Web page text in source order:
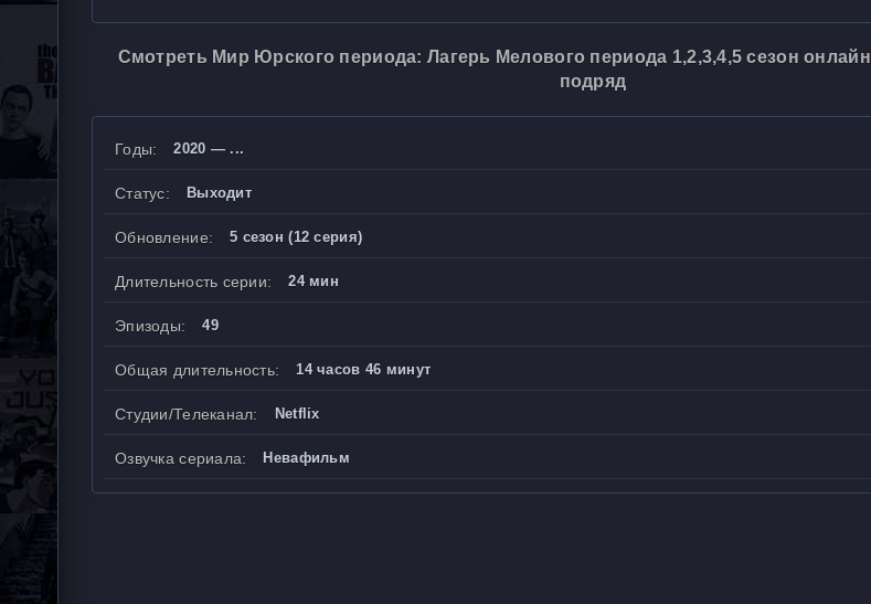
Смотреть Мир Юрского периода: Лагерь Мелового периода 1,2,3,4,5 сезон
подряд
Годы: 2020 — ...
Статус: Выходит
Обновление: 5 сезон (12 серия)
Длительность серии: 24 мин
Эпизоды: 49
Общая длительность: 14 часов 46 минут
Студии/Телеканал: Netflix
Озвучка сериала: Невафильм